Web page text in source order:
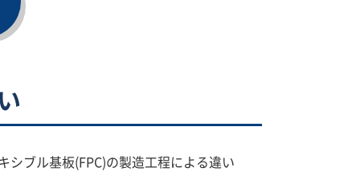
シブル基板(FPC)の製造工程による違い